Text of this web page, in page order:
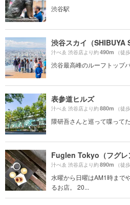
渋谷駅
渋谷スカイ（SHIBUYA
汁べゑ 渋谷店より約490m （徒
渋谷最高峰のルーフトップ
表参道ヒルズ
汁べゑ 渋谷店より約880m （徒
隈研吾さんと巡って喋ってた
Fuglen Tokyo（フグレ
汁べゑ 渋谷店より約890m （徒
水曜から日曜はAM1時まで
るお店。 20...